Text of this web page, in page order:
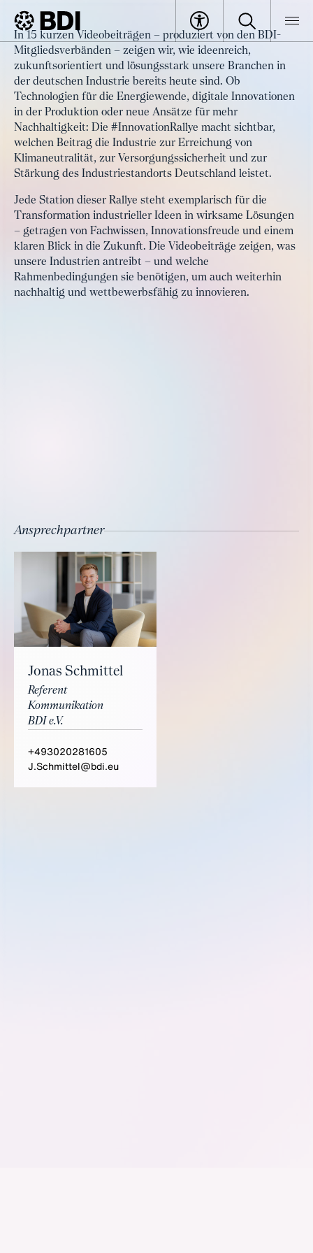
BDI Artikel
Artikel
#InnovationRallye: Eine Reise
durch die deutsche Industrie
In 15 kurzen Videobeiträgen – produziert von den BDI-
Mitgliedsverbänden – zeigen wir, wie ideenreich,
zukunftsorientiert und lösungsstark unsere Branchen in
der deutschen Industrie bereits heute sind. Ob
Technologien für die Energiewende, digitale Innovationen
in der Produktion oder neue Ansätze für mehr
Nachhaltigkeit: Die #InnovationRallye macht sichtbar,
welchen Beitrag die Industrie zur Erreichung von
Klimaneutralität, zur Versorgungssicherheit und zur
Stärkung des Industriestandorts Deutschland leistet.
Jede Station dieser Rallye steht exemplarisch für die
Transformation industrieller Ideen in wirksame Lösungen
– getragen von Fachwissen, Innovationsfreude und einem
klaren Blick in die Zukunft. Die Videobeiträge zeigen, was
unsere Industrien antreibt – und welche
Rahmenbedingungen sie benötigen, um auch weiterhin
nachhaltig und wettbewerbsfähig zu innovieren.
Ansprechpartner
Jonas Schmittel
Referent
Kommunikation
BDI e.V.
+493020281605
J.Schmittel@bdi.eu